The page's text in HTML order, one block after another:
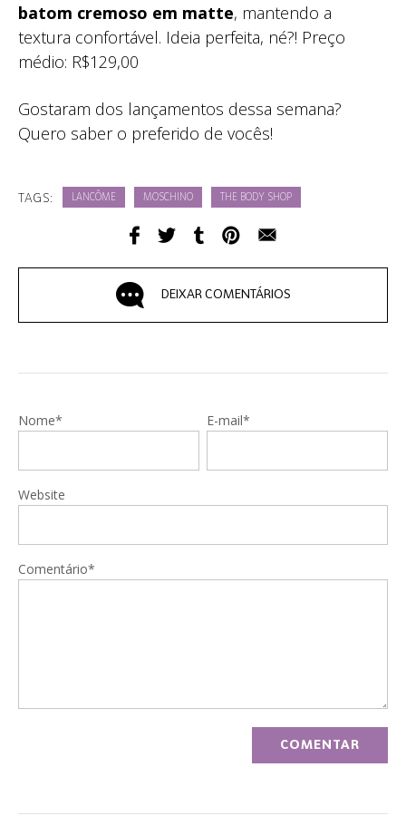
batom cremoso em matte, mantendo a
textura confortável. Ideia perfeita, né?! Preço
médio: R$129,00
Gostaram dos lançamentos dessa semana?
Quero saber o preferido de vocês!
TAGS: LANCÔME MOSCHINO THE BODY SHOP
DEIXAR COMENTÁRIOS
Nome* E-mail*
Website
Comentário*